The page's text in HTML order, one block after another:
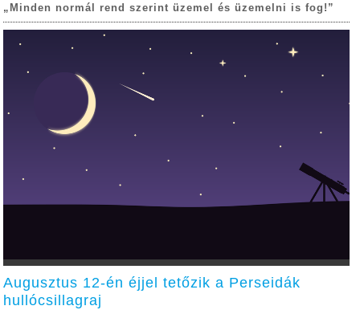
„Minden normál rend szerint üzemel és üzemelni is fog!”
Augusztus 12-én éjjel tetőzik a Perseidák
hullócsillagraj